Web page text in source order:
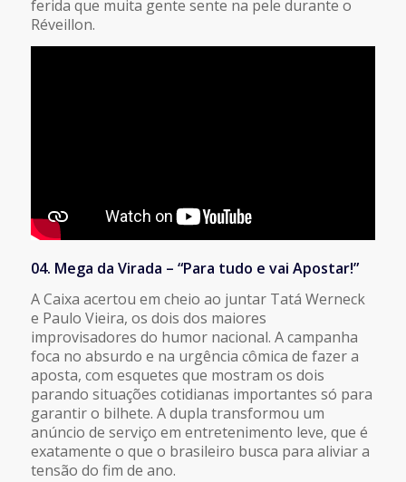
ferida que muita gente sente na pele durante o
Réveillon.
04. Mega da Virada – “Para tudo e vai Apostar!”
A Caixa acertou em cheio ao juntar Tatá Werneck
e Paulo Vieira, os dois dos maiores
improvisadores do humor nacional. A campanha
foca no absurdo e na urgência cômica de fazer a
aposta, com esquetes que mostram os dois
parando situações cotidianas importantes só para
garantir o bilhete. A dupla transformou um
anúncio de serviço em entretenimento leve, que é
exatamente o que o brasileiro busca para aliviar a
tensão do fim de ano.